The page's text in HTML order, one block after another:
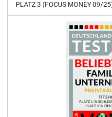
PLATZ 3 (FOCUS MONEY 09/